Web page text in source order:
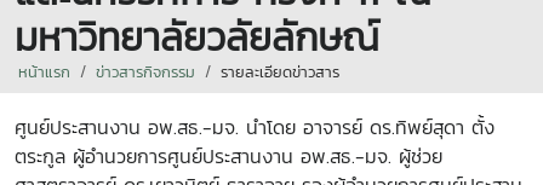
มหาวิทยาลัยวลัยลักษณ์
หน้าแรก ข่าวสารกิจกรรม รายละเอียดข่าวสาร
ศูนย์ประสานงาน อพ.สธ.-มจ. นำโดย อาจารย์ ดร.ทิพย์สุดา ตั้ง
ตระกูล ผู้อำนวยการศูนย์ประสานงาน อพ.สธ.-มจ. ผู้ช่วย